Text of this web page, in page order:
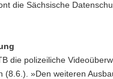
die Sächsische
die polizeiliche
(8.6.). »Den weiteren